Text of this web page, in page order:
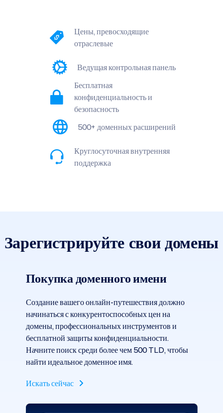
Цены, превосходящие
отраслевые
Ведущая контрольная панель
Бесплатная
конфиденциальность и
безопасность
500+ доменных расширений
Круглосуточная внутренняя
поддержка
Зарегистрируйте свои домены
Покупка доменного имени
Создание вашего онлайн-путешествия должно
начинаться с конкурентоспособных цен на
домены, профессиональных инструментов и
бесплатной защиты конфиденциальности.
Начните поиск среди более чем 500 TLD, чтобы
найти идеальное доменное имя.
Искать сейчас